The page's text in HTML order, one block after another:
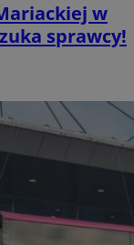
w
sprawcy!